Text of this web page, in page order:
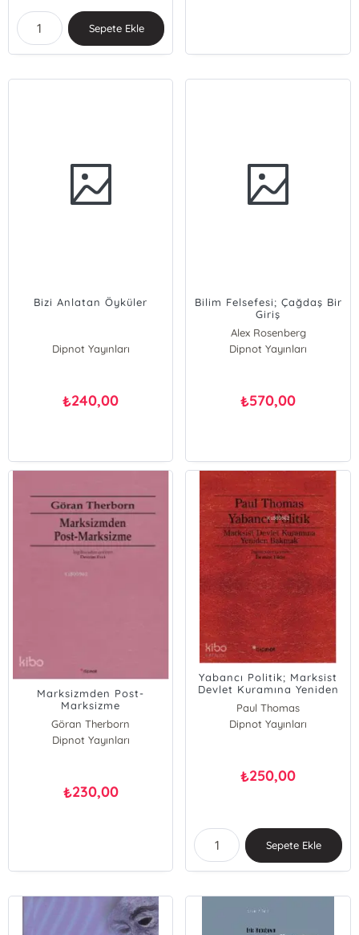
Sepete Ekle
Bizi Anlatan Öyküler
Dipnot Yayınları
₺240,00
Bilim Felsefesi; Çağdaş Bir
Giriş
Alex Rosenberg
Dipnot Yayınları
₺570,00
Marksizmden Post-
Marksizme
Göran Therborn
Dipnot Yayınları
₺230,00
Yabancı Politik; Marksist
Devlet Kuramına Yeniden
Bakmak
Paul Thomas
Dipnot Yayınları
₺250,00
Sepete Ekle